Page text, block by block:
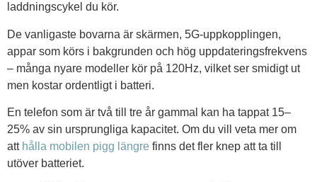
laddningscykel du kör.
De vanligaste bovarna är skärmen, 5G-uppkopplingen,
appar som körs i bakgrunden och hög uppdateringsfrekvens
– många nyare modeller kör på 120Hz, vilket ser smidigt ut
men kostar ordentligt i batteri.
En telefon som är två till tre år gammal kan ha tappat 15–
25% av sin ursprungliga kapacitet. Om du vill veta mer om
att hålla mobilen pigg längre finns det fler knep att ta till
utöver batteriet.